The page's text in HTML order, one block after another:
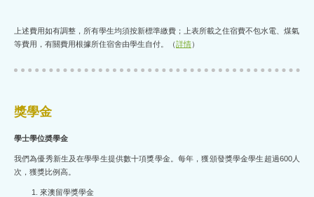
上述費用如有調整，所有學生均須按新標準繳費；上表所載之住宿費不包水電、煤氣
等費用，有關費用根據所住宿舍由學生自付。（詳情）
獎學金
學士學位奬學金
我們為優秀新生及在學學生提供數十項獎學金。每年，獲頒發獎學金學生超過600人
次，獲獎比例高。
來澳留學獎學金